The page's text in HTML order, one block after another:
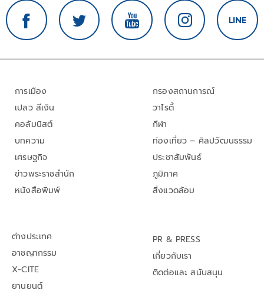
การเมือง
เปลว สีเงิน
คอลัมนิสต์
บทความ
เศรษฐกิจ
ข่าวพระราชสำนัก
หนังสือพิมพ์
กรองสถานการณ์
วาไรตี้
กีฬา
ท่องเที่ยว – ศิลปวัฒนธรรม
ประชาสัมพันธ์
ภูมิภาค
สิ่งแวดล้อม
ต่างประเทศ
อาชญากรรม
X-CITE
ยานยนต์
PR & PRESS
เกี่ยวกับเรา
ติดต่อและ สนับสนุน